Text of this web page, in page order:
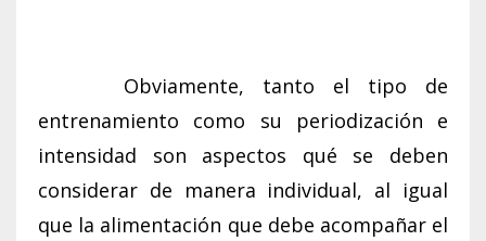
Obviamente, tanto el tipo de
entrenamiento como su periodización e
intensidad son aspectos qué se deben
considerar de manera individual, al igual
que la alimentación que debe acompañar el